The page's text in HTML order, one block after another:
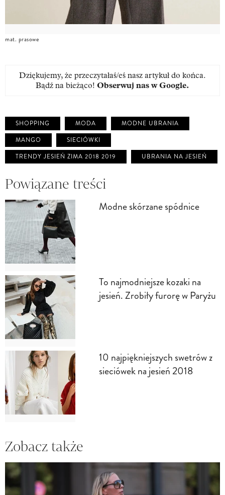
mat. prasowe
Dziękujemy, że przeczytałaś/eś nasz artykuł do końca.
Bądź na bieżąco! Obserwuj nas w Google.
SHOPPING MODA
MODNE UBRANIA
MANGO
SIECIÓWKI
TRENDY JESIEŃ ZIMA 2018 2019
UBRANIA NA JESIEŃ
Powiązane treści
Modne skórzane spódnice
To najmodniejsze kozaki na
jesień. Zrobiły furorę w Paryżu
10 najpiękniejszych swetrów z
sieciówek na jesień 2018
Zobacz także